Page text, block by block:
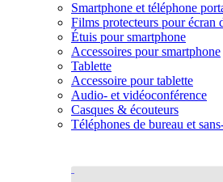
Smartphone et téléphone
Films protecteurs pour écran
Étuis pour smartphone
Accessoires pour smartphone
Tablette
Accessoire pour tablette
Audio- et vidéoconférence
Casques & écouteurs
Téléphones de bureau et